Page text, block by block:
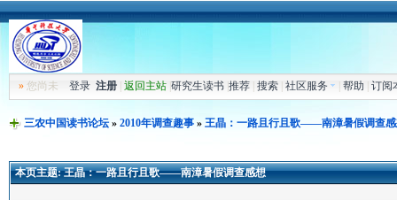
»您尚未 登录 注册| 返回主站| 研究生读书| 推荐| 搜索| 社区服务 帮助 订阅
三农中国读书论坛» 2010年调查趣事» 王晶：一路且行且歌——南漳暑假调查
本页主题:王晶：一路且行且歌——南漳暑假调查感想